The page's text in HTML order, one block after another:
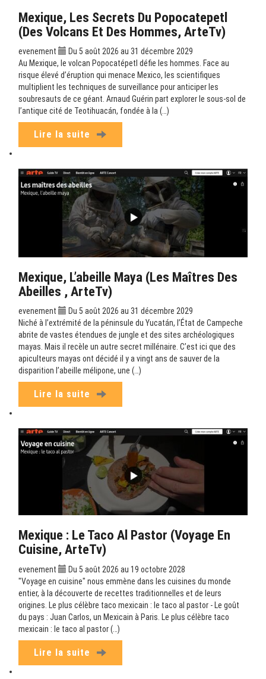
Mexique, Les Secrets Du Popocatepetl
(Des Volcans Et Des Hommes, ArteTv)
evenement
Du 5 août 2026 au 31 décembre 2029
Au Mexique, le volcan Popocatépetl défie les hommes. Face au
risque élevé d’éruption qui menace Mexico, les scientifiques
multiplient les techniques de surveillance pour anticiper les
soubresauts de ce géant. Arnaud Guérin part explorer le sous-sol de
l’antique cité de Teotihuacán, fondée à la (…)
Lire la suite
Mexique, L’abeille Maya (Les Maîtres Des
Abeilles , ArteTv)
evenement
Du 5 août 2026 au 31 décembre 2029
Niché à l’extrémité de la péninsule du Yucatán, l’État de Campeche
abrite de vastes étendues de jungle et des sites archéologiques
mayas. Mais il recèle un autre secret millénaire. C’est ici que des
apiculteurs mayas ont décidé il y a vingt ans de sauver de la
disparition l’abeille mélipone, une (…)
Lire la suite
Mexique : Le Taco Al Pastor (Voyage En
Cuisine, ArteTv)
evenement
Du 5 août 2026 au 19 octobre 2028
"Voyage en cuisine" nous emmène dans les cuisines du monde
entier, à la découverte de recettes traditionnelles et de leurs
origines. Le plus célèbre taco mexicain : le taco al pastor - Le goût
du pays : Juan Carlos, un Mexicain à Paris. Le plus célèbre taco
mexicain : le taco al pastor (…)
Lire la suite